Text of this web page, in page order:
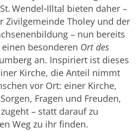
Wendel‑Illtal bieten daher –
Zivilgemeinde Tholey und der
– nun bereits
besonderen Ort des
an. Inspiriert ist dieses
Kirche, die Anteil nimmt
vor Ort: einer Kirche,
Fragen und Freuden,
– statt darauf zu
Weg zu ihr finden.